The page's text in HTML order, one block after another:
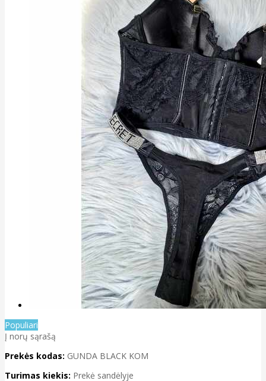
Populiari
Į norų sąrašą
Prekės kodas: GUNDA BLACK KOM
Turimas kiekis: Prekė sandėlyje